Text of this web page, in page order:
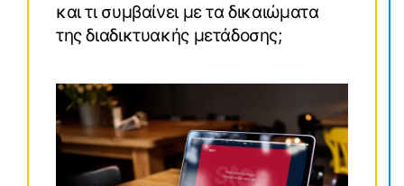
και τι συμβαίνει με τα δικαιώματα
της διαδικτυακής μετάδοσης;